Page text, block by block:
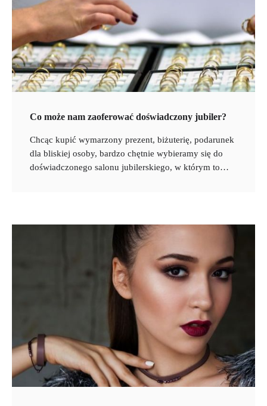
Co może nam zaoferować doświadczony jubiler?
Chcąc kupić wymarzony prezent, biżuterię, podarunek
dla bliskiej osoby, bardzo chętnie wybieramy się do
doświadczonego salonu jubilerskiego, w którym to…